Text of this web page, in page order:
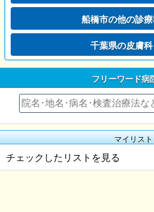
船橋市の他の診
千葉県の皮膚科
フリーワード病
マイリスト
チェックしたリストを見る